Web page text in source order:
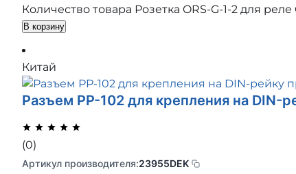
Количество товара Розетка ORS-G-1-2 для реле
В корзину
Китай
Разъем РР-102 для крепления на DIN-
(0)
Артикул производителя:23955DEK